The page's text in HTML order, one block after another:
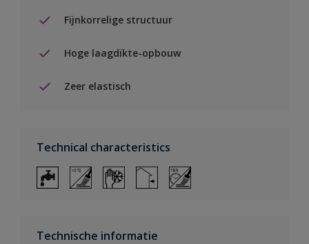
Fijnkorrelige structuur
Hoge laagdikte-opbouw
Zeer elastisch
Technical characteristics
Technische informatie